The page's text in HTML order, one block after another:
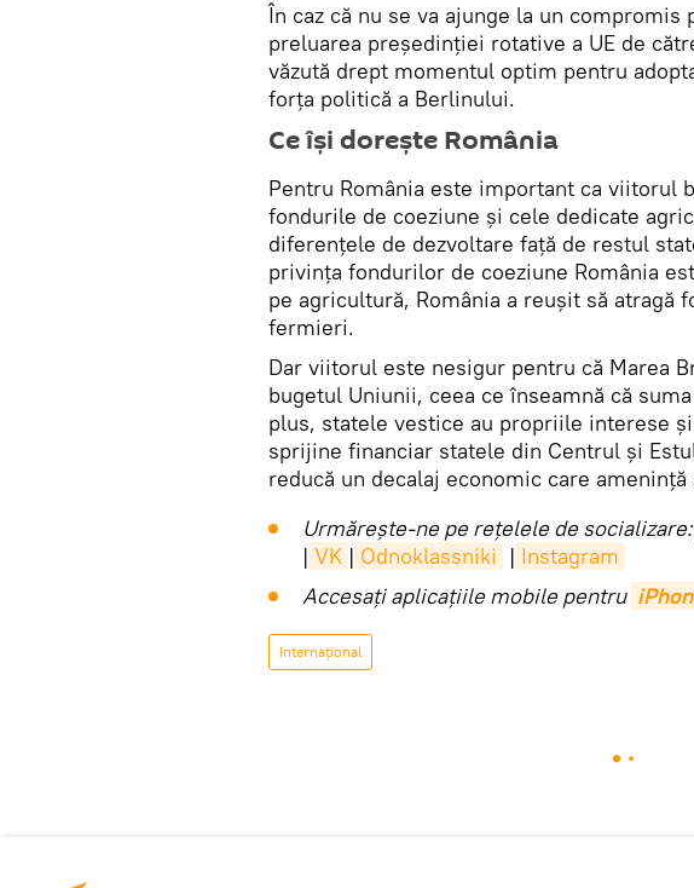
În caz că nu se va ajunge la un compromis
preluarea președinției rotative a UE de
văzută drept momentul optim pentru
forța politică a Berlinului.
Ce își dorește România
Pentru România este important ca viitorul
fondurile de coeziune și cele dedicate
diferențele de dezvoltare față de restul
privința fondurilor de coeziune România
pe agricultură, România a reușit să atragă
fermieri.
Dar viitorul este nesigur pentru că Marea
bugetul Uniunii, ceea ce înseamnă că
plus, statele vestice au propriile interese
sprijine financiar statele din Centrul și
reducă un decalaj economic care
Urmărește-ne pe rețelele de socializare:
| VK | Odnoklassniki | Instagram
Accesaţi aplicaţiile mobile pentru
Internaţional